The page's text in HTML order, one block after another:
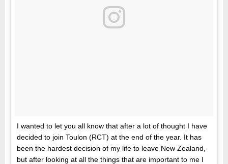
I wanted to let you all know that after a lot of thought I have
decided to join Toulon (RCT) at the end of the year. It has
been the hardest decision of my life to leave New Zealand,
but after looking at all the things that are important to me I